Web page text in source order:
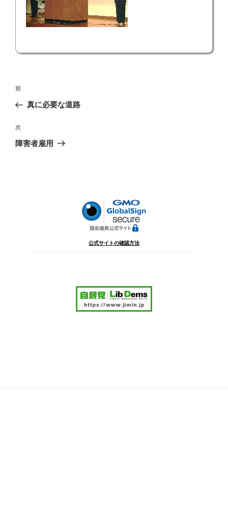
投
ナ
ビ
ゲ
前
の
稿
前
真に必要な道路
次
の
次
障害者雇用
公式サイトの確認方法